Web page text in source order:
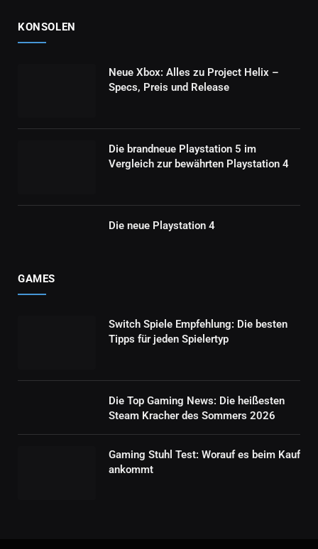
KONSOLEN
Neue Xbox: Alles zu Project Helix –
Specs, Preis und Release
Die brandneue Playstation 5 im
Vergleich zur bewährten Playstation 4
Die neue Playstation 4
GAMES
Switch Spiele Empfehlung: Die besten
Tipps für jeden Spielertyp
Die Top Gaming News: Die heißesten
Steam Kracher des Sommers 2026
Gaming Stuhl Test: Worauf es beim Kauf
ankommt